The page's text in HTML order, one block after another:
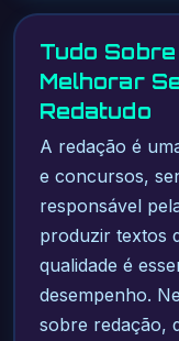
Tudo
Melhorar
Redatudo
A redação é
e concursos,
responsável
produzir textos
qualidade é
desempenho.
sobre redação,